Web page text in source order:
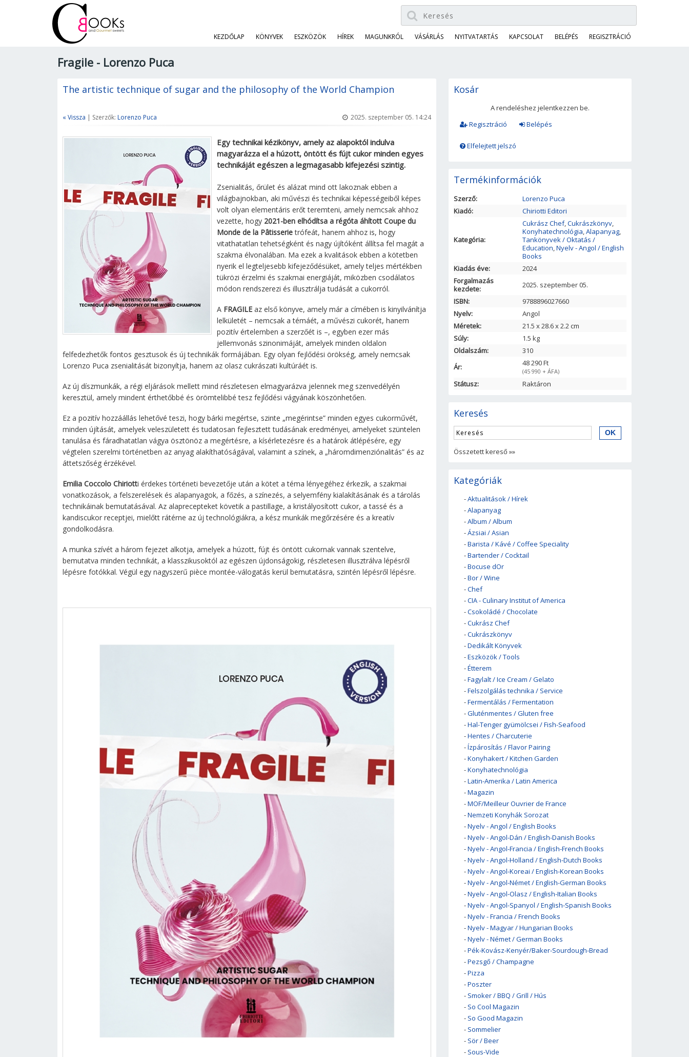
KEZDŐLAP KÖNYVEK ESZKÖZÖK HÍREK MAGUNKRÓL VÁSÁRLÁS NYITVATARTÁS KAPCSOLAT BELÉPÉS REGISZTRÁCIÓ
Fragile - Lorenzo Puca
The artistic technique of sugar and the philosophy of the World Champion
« Vissza | Szerzők: Lorenzo Puca 2025. szeptember 05. 14:24
Egy technikai kézikönyv, amely az alapoktól indulva
magyarázza el a húzott, öntött és fújt cukor minden egyes
technikáját egészen a legmagasabb kifejezési szintig.
Zsenialitás, őrület és alázat mind ott lakoznak ebben a
világbajnokban, aki művészi és technikai képességeiből képes
volt olyan elementáris erőt teremteni, amely nemcsak ahhoz
vezette, hogy 2021-ben elhódítsa a régóta áhított Coupe du
Monde de la Pâtisserietrófeát, hanem ahhoz is, hogy
vitathatatlan tehetségként és nagy újítóként állítsa fel magát a
szakma élvonalában. Ma ezek a kvalitások ebben a kötetben
nyerik el legteljesebb kifejeződésüket, amely teljes mértékben
tükrözi érzelmi és szakmai energiáját, miközben csodálatos
módon rendszerezi és illusztrálja tudását a cukorról.
A FRAGILE az első könyve, amely már a címében is kinyilvánítja
lelkületét – nemcsak a témáét, a művészi cukorét, hanem
pozitív értelemben a szerzőét is –, egyben ezer más
jellemvonás szinonimáját, amelyek minden oldalon
felfedezhetők fontos gesztusok és új technikák formájában. Egy olyan fejlődési örökség, amely nemcsak
Lorenzo Puca zsenialitását bizonyítja, hanem az olasz cukrászati kultúráét is.
Az új díszmunkák, a régi eljárások mellett mind részletesen elmagyarázva jelennek meg szenvedélyén
keresztül, amely mindent érthetőbbé és örömtelibbé tesz fejlődési vágyának köszönhetően.
Ez a pozitív hozzáállás lehetővé teszi, hogy bárki megértse, szinte „megérintse” minden egyes cukorművét,
minden újítását, amelyek veleszületett és tudatosan fejlesztett tudásának eredményei, amelyeket szüntelen
tanulása és fáradhatatlan vágya ösztönöz a megértésre, a kísérletezésre és a határok átlépésére, egy
végtelen szerelmi történetben az anyag alakíthatóságával, valamint a színek, a „háromdimenziónalitás” és az
áttetszőség érzékével.
Emilia Coccolo Chiriotti érdekes történeti bevezetője után a kötet a téma lényegéhez érkezik, a szakmai
vonatkozások, a felszerelések és alapanyagok, a főzés, a színezés, a selyemfény kialakításának és a tárolás
technikáinak bemutatásával. Az alaprecepteket követik a pastillage, a kristályosított cukor, a tassé és a
kandiscukor receptjei, mielőtt rátérne az új technológiákra, a kész munkák megőrzésére és a kreatív
gondolkodásra.
A munka szívét a három fejezet alkotja, amelyek a húzott, fújt és öntött cukornak vannak szentelve,
bemutatva minden technikát, a klasszikusoktól az egészen újdonságokig, részletesen illusztrálva lépésről
lépésre fotókkal. Végül egy nagyszerű pièce montée-válogatás kerül bemutatásra, szintén lépésről lépésre.
Kosár
A rendeléshez jelentkezzen be.
Regisztráció
Belépés
Elfelejtett jelszó
Termékinformációk
Szerző:
Lorenzo Puca
Kiadó:
Chiriotti Editori
Kategória:
Cukrász Chef,Cukrászkönyv,
Konyhatechnológia,Alapanyag,
Tankönyvek / Oktatás /
Education,Nyelv - Angol / English
Books
Kiadás éve:
2024
Forgalmazás
kezdete:
2025. szeptember 05.
ISBN:
9788896027660
Nyelv:
Angol
Méretek:
21.5 x28.6x2.2cm
Súly:
1.5 kg
Oldalszám:
310
Ár:
48 290 Ft
(45 990 + ÁFA)
Státusz: Raktáron
Keresés
Összetett kereső »»
Kategóriák
-Aktualitások / Hírek
-Alapanyag
-Album / Album
-Ázsiai / Asian
-Barista / Kávé / Coffee Speciality
-Bartender / Cocktail
-Bocuse dOr
-Bor / Wine
-Chef
-CIA - Culinary Institut of America
-Csokoládé / Chocolate
-Cukrász Chef
-Cukrászkönyv
-Dedikált Könyvek
-Eszközök / Tools
-Étterem
-Fagylalt / Ice Cream / Gelato
-Felszolgálás technika / Service
-Fermentálás / Fermentation
-Gluténmentes / Gluten free
-Hal-Tenger gyümölcsei / Fish-Seafood
-Hentes / Charcuterie
-Ízpárosítás / Flavor Pairing
-Konyhakert / Kitchen Garden
-Konyhatechnológia
-Latin-Amerika / Latin America
-Magazin
-MOF/Meilleur Ouvrier de France
-Nemzeti Konyhák Sorozat
-Nyelv - Angol / English Books
-Nyelv - Angol-Dán / English-Danish Books
-Nyelv - Angol-Francia / English-French Books
-Nyelv - Angol-Holland / English-Dutch Books
-Nyelv - Angol-Koreai / English-Korean Books
-Nyelv - Angol-Német / English-German Books
-Nyelv - Angol-Olasz / English-Italian Books
-Nyelv - Angol-Spanyol / English-Spanish Books
-Nyelv - Francia / French Books
-Nyelv - Magyar / Hungarian Books
-Nyelv - Német / German Books
-Pék-Kovász-Kenyér/Baker-Sourdough-Bread
-Pezsgő / Champagne
-Pizza
-Poszter
- Smoker / BBQ / Grill / Hús
- So Cool Magazin
- So Good Magazin
- Sommelier
- Sör / Beer
- Sous-Vide